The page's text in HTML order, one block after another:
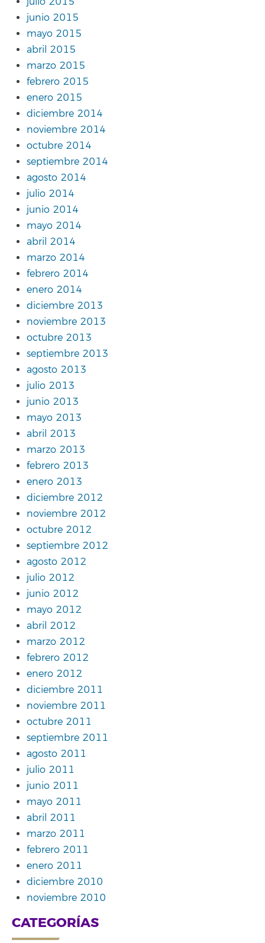
junio 2015
mayo 2015
abril 2015
marzo 2015
febrero 2015
enero 2015
diciembre 2014
noviembre 2014
octubre 2014
septiembre 2014
agosto 2014
julio 2014
junio 2014
mayo 2014
abril 2014
marzo 2014
febrero 2014
enero 2014
diciembre 2013
noviembre 2013
octubre 2013
septiembre 2013
agosto 2013
julio 2013
junio 2013
mayo 2013
abril 2013
marzo 2013
febrero 2013
enero 2013
diciembre 2012
noviembre 2012
octubre 2012
septiembre 2012
agosto 2012
julio 2012
junio 2012
mayo 2012
abril 2012
marzo 2012
febrero 2012
enero 2012
diciembre 2011
noviembre 2011
octubre 2011
septiembre 2011
agosto 2011
julio 2011
junio 2011
mayo 2011
abril 2011
marzo 2011
febrero 2011
enero 2011
diciembre 2010
noviembre 2010
CATEGORÍAS